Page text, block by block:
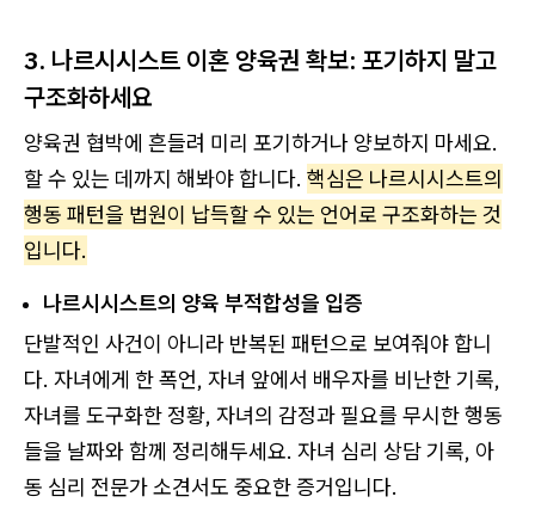
3. 나르시시스트 이혼 양육권 확보: 포기하지 말고
구조화하세요
양육권 협박에 흔들려 미리 포기하거나 양보하지 마세요.
할 수 있는 데까지 해봐야 합니다. 핵심은 나르시시스트의
행동 패턴을 법원이 납득할 수 있는 언어로 구조화하는 것
입니다.
나르시시스트의 양육 부적합성을 입증
단발적인 사건이 아니라 반복된 패턴으로 보여줘야 합니
다. 자녀에게 한 폭언, 자녀 앞에서 배우자를 비난한 기록,
자녀를 도구화한 정황, 자녀의 감정과 필요를 무시한 행동
들을 날짜와 함께 정리해두세요. 자녀 심리 상담 기록, 아
동 심리 전문가 소견서도 중요한 증거입니다.